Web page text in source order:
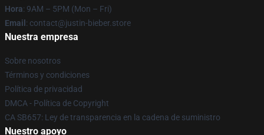
Hora: 9AM – 5PM (Mon – Fri)
Email : contact@justin-bieber.store
Nuestra empresa
Sobre nosotros
Términos y condiciones
Política de privacidad
DMCA - Política de Copyright
CA SB657: Ley de transparencia en la cadena de suministro
Nuestro apoyo